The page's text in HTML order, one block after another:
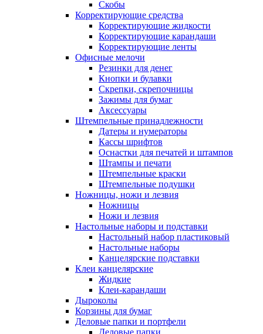
Скобы
Корректирующие средства
Корректирующие жидкости
Корректирующие карандаши
Корректирующие ленты
Офисные мелочи
Резинки для денег
Кнопки и булавки
Скрепки, скрепочницы
Зажимы для бумаг
Аксессуары
Штемпельные принадлежности
Датеры и нумераторы
Кассы шрифтов
Оснастки для печатей и штампов
Штампы и печати
Штемпельные краски
Штемпельные подушки
Ножницы, ножи и лезвия
Ножницы
Ножи и лезвия
Настольные наборы и подставки
Настольный набор пластиковый
Настольные наборы
Канцелярские подставки
Клеи канцелярские
Жидкие
Клеи-карандаши
Дыроколы
Корзины для бумаг
Деловые папки и портфели
Деловые папки